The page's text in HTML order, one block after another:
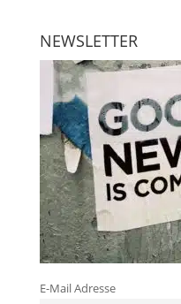
NEWSLETTER
E-Mail Adresse